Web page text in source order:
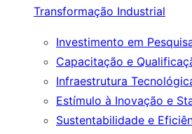
Transformação Industrial
Investimento em
Capacitação e
Infraestrutura
Estímulo à Inovação e
Sustentabilidade e